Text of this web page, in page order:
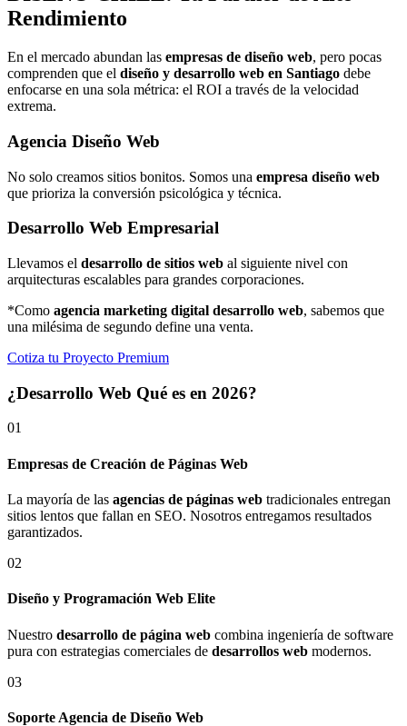
Rendimiento
En el mercado abundan las empresas de diseño web, pero pocas
comprenden que el diseño y desarrollo web en Santiago debe
enfocarse en una sola métrica: el ROI a través de la velocidad
extrema.
Agencia Diseño Web
No solo creamos sitios bonitos. Somos una empresa diseño web
que prioriza la conversión psicológica y técnica.
Desarrollo Web Empresarial
Llevamos el desarrollo de sitios web al siguiente nivel con
arquitecturas escalables para grandes corporaciones.
*Como agencia marketing digital desarrollo web, sabemos que
una milésima de segundo define una venta.
Cotiza tu Proyecto Premium
¿Desarrollo Web Qué es en 2026?
01
Empresas de Creación de Páginas Web
La mayoría de las agencias de páginas web tradicionales entregan
sitios lentos que fallan en SEO. Nosotros entregamos resultados
garantizados.
02
Diseño y Programación Web Elite
Nuestro desarrollo de página web combina ingeniería de software
pura con estrategias comerciales de desarrollos web modernos.
03
Soporte Agencia de Diseño Web